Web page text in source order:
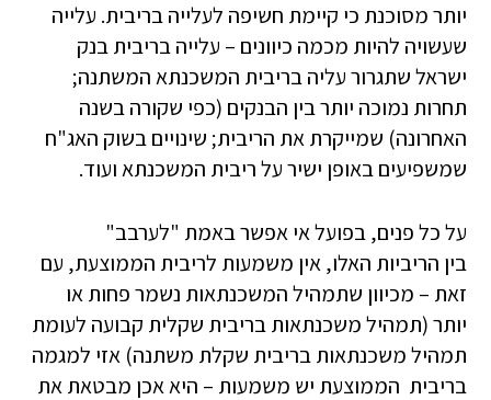
יותר מסוכנת כי קיימת חשיפה לעלייה בריבית. עלייה
שעשויה להיות מכמה כיוונים – עלייה בריבית בנק
ישראל שתגרור עליה בריבית המשכנתא המשתנה;
תחרות נמוכה יותר בין הבנקים (כפי שקורה בשנה
האחרונה) שמייקרת את הריבית; שינויים בשוק האג"ח
שמשפיעים באופן ישיר על ריבית המשכנתא ועוד.
על כל פנים, בפועל אי אפשר באמת "לערבב"
בין הריביות האלו, אין משמעות לריבית הממוצעת, עם
זאת – מכיוון שתמהיל המשכנתאות נשמר פחות או
יותר (תמהיל משכנתאות בריבית שקלית קבועה לעומת
תמהיל משכנתאות בריבית שקלת משתנה) אזי למגמה
בריבית הממוצעת יש משמעות – היא אכן מבטאת את